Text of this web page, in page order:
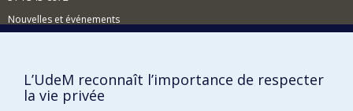
Nouvelles et événements
BESOIN D'AIDE?
Plan du site
L’UdeM reconnaît l’importance de respecter
la vie privée